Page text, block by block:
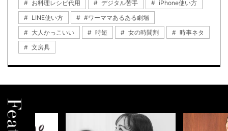
お料理レシピ代用 デジタル苦手
iPhone使い方
LINE使い方
#ワーママあるある劇場
大人かっこいい
時短 女の時間割
時事ネタ
文房具